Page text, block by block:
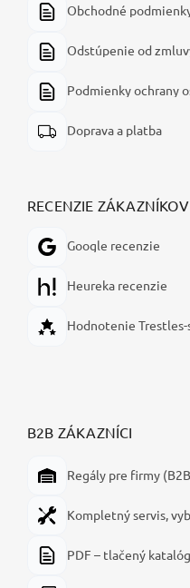
Obchodné
Odstúpenie od
Podmienky ochrany
Doprava a platba
RECENZIE ZÁKAZNÍKOV
Google recenzie
Heureka recenzie
Hodnotenie Trestles-
B2B ZÁKAZNÍCI
Regály pre firmy
Kompletný servis,
PDF – tlačený